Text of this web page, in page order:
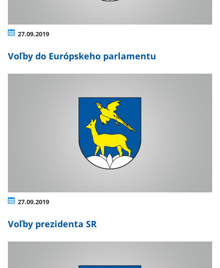
27.09.2019
Voľby do Európskeho parlamentu
27.09.2019
Voľby prezidenta SR